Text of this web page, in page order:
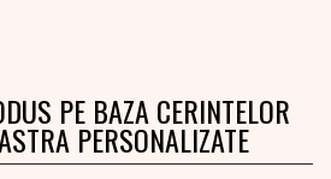
PE BAZA CERINTELOR
PERSONALIZATE